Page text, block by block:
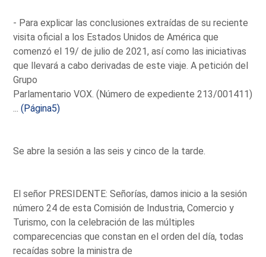
- Para explicar las conclusiones extraídas de su reciente
visita oficial a los Estados Unidos de América que
comenzó el 19/ de julio de 2021, así como las iniciativas
que llevará a cabo derivadas de este viaje. A petición del
Grupo
Parlamentario VOX. (Número de expediente 213/001411)
...(Página5)
Se abre la sesión a las seis y cinco de la tarde.
El señor PRESIDENTE: Señorías, damos inicio a la sesión
número 24 de esta Comisión de Industria, Comercio y
Turismo, con la celebración de las múltiples
comparecencias que constan en el orden del día, todas
recaídas sobre la ministra de